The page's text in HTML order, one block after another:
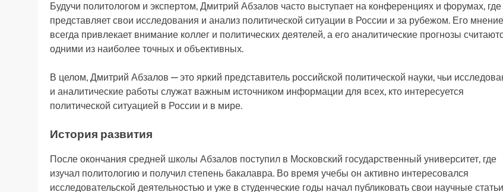
Будучи политологом и экспертом, Дмитрий Абзалов часто выступает на конференциях и форумах, где
представляет свои исследования и анализ политической ситуации в России и за рубежом. Его мнение
всегда привлекает внимание коллег и политических деятелей, а его аналитические прогнозы
одними из наиболее точных и объективных.
В целом, Дмитрий Абзалов — это яркий представитель российской политической науки, чьи
и аналитические работы служат важным источником информации для всех, кто интересуется
политической ситуацией в России и в мире.
История развития
После окончания средней школы Абзалов поступил в Московский государственный университет, где
изучал политологию и получил степень бакалавра. Во время учебы он активно интересовался
исследовательской деятельностью и уже в студенческие годы начал публиковать свои научные